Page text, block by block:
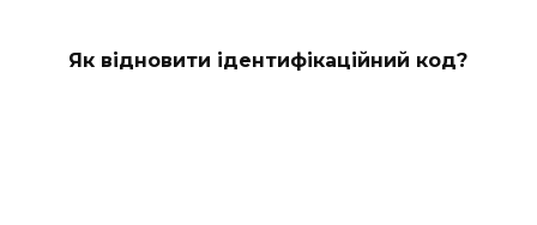
Як відновити ідентифікаційний код?